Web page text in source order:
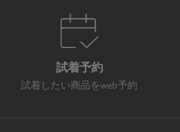
試着予約
試着したい商品をweb予約